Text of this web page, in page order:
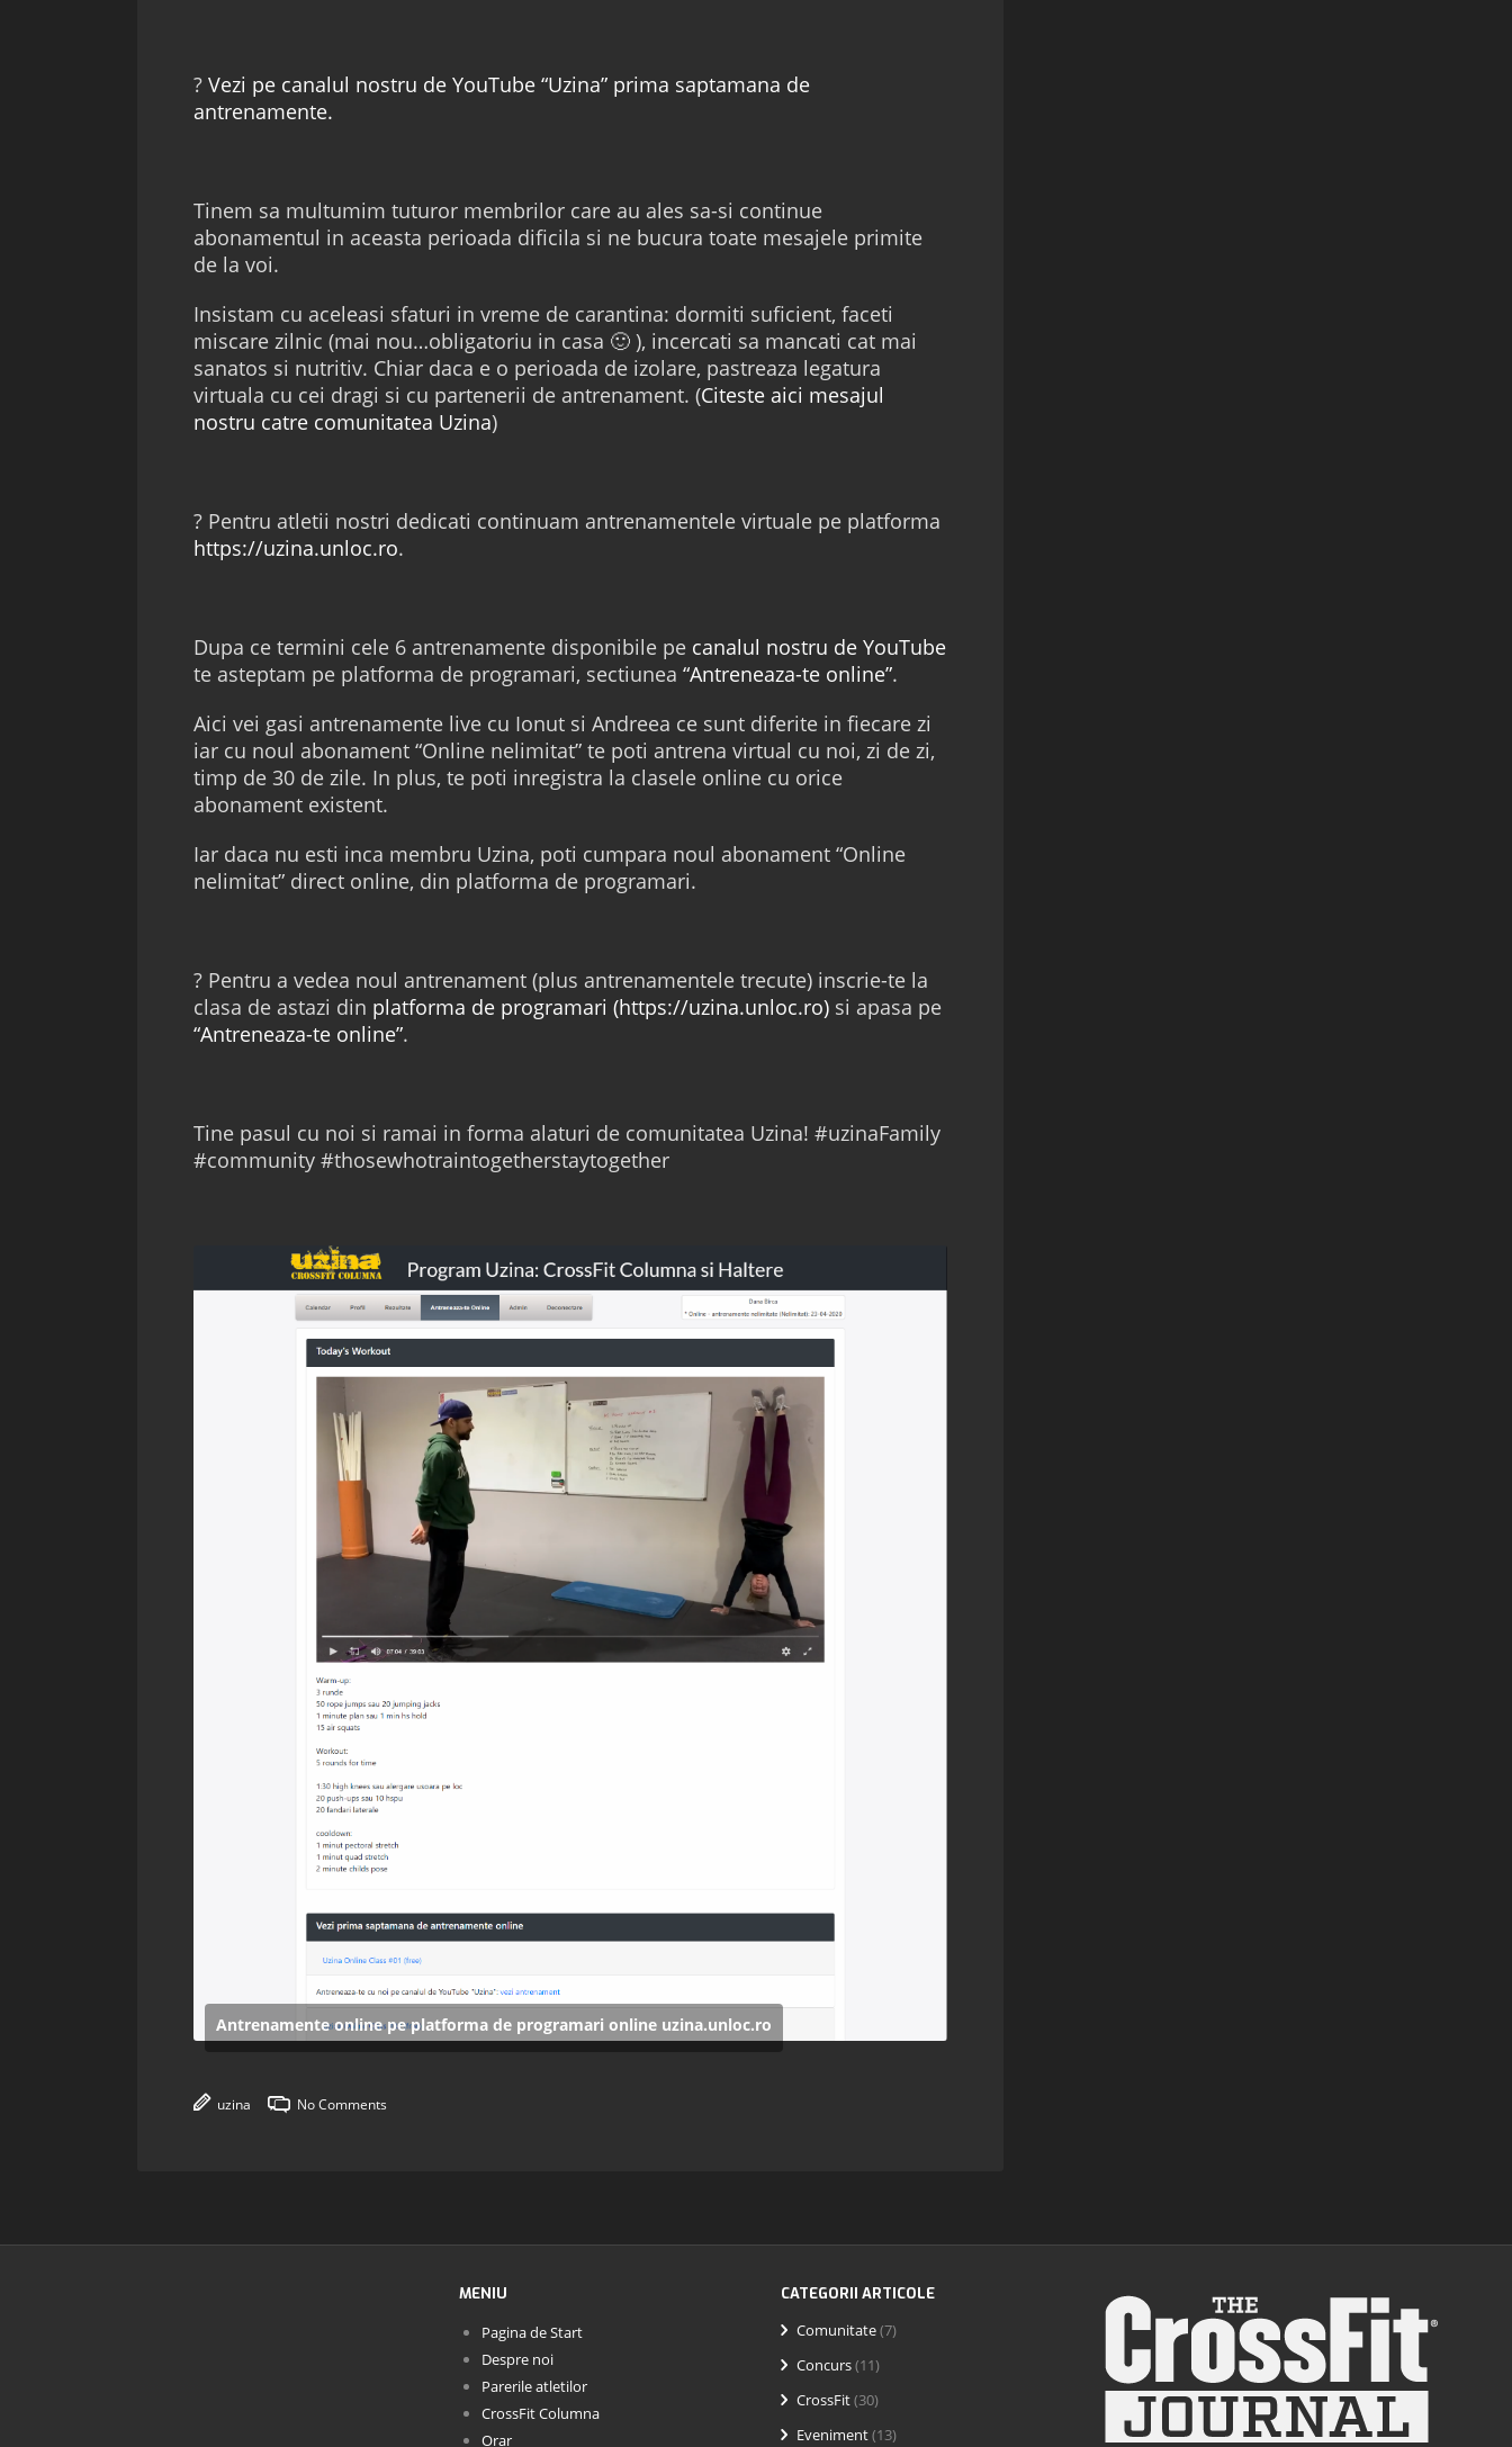
? Vezi pe canalul nostru de YouTube “Uzina” prima saptamana de
antrenamente.
Tinem sa multumim tuturor membrilor care au ales sa-si continue
abonamentul in aceasta perioada dificila si ne bucura toate mesajele primite
de la voi.
Insistam cu aceleasi sfaturi in vreme de carantina: dormiti suficient, faceti
miscare zilnic (mai nou…obligatoriu in casa 🙂 ), incercati sa mancati cat mai
sanatos si nutritiv. Chiar daca e o perioada de izolare, pastreaza legatura
virtuala cu cei dragi si cu partenerii de antrenament. (Citeste aici mesajul
nostru catre comunitatea Uzina)
? Pentru atletii nostri dedicati continuam antrenamentele virtuale pe platforma
https://uzina.unloc.ro.
Dupa ce termini cele 6 antrenamente disponibile pe canalul nostru de YouTube
te asteptam pe platforma de programari, sectiunea “Antreneaza-te online”.
Aici vei gasi antrenamente live cu Ionut si Andreea ce sunt diferite in fiecare zi
iar cu noul abonament “Online nelimitat” te poti antrena virtual cu noi, zi de zi,
timp de 30 de zile. In plus, te poti inregistra la clasele online cu orice
abonament existent.
Iar daca nu esti inca membru Uzina, poti cumpara noul abonament “Online
nelimitat” direct online, din platforma de programari.
? Pentru a vedea noul antrenament (plus antrenamentele trecute) inscrie-te la
clasa de astazi din platforma de programari (https://uzina.unloc.ro) si apasa pe
“Antreneaza-te online”.
Tine pasul cu noi si ramai in forma alaturi de comunitatea Uzina! #uzinaFamily
#community #thosewhotraintogetherstaytogether
Antrenamente online pe platforma de programari online uzina.unloc.ro
uzina No Comments
MENIU
Pagina de Start
Despre noi
Parerile atletilor
CrossFit Columna
Orar
CATEGORII ARTICOLE
Comunitate(7)
Concurs(11)
CrossFit(30)
Eveniment(13)